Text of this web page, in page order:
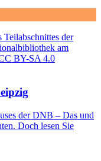
der DNB – Das und
Doch lesen Sie